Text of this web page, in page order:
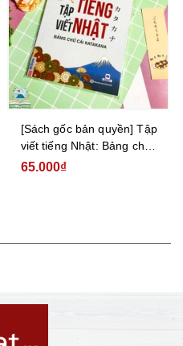
[Sách gốc bản quyền] Tập
viết tiếng Nhật: Bảng chữ
cái Katakana
65.000₫